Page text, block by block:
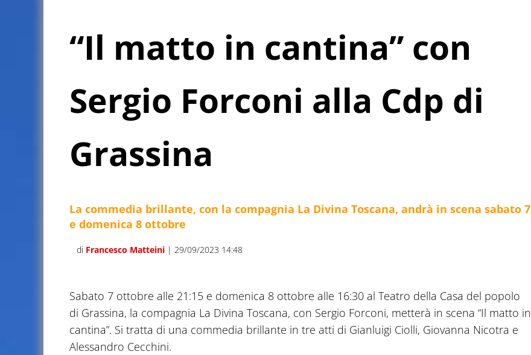
“Il matto in cantina” con
Sergio Forconi alla Cdp di
Grassina
La commedia brillante, con la compagnia La Divina Toscana, andrà in scena sabato 7
e domenica 8 ottobre
di Francesco Matteini | 29/09/2023 14:48
Sabato 7 ottobre alle 21:15 e domenica 8 ottobre alle 16:30 al Teatro della Casa del popolo
di Grassina, la compagnia La Divina Toscana, con Sergio Forconi, metterà in scena “Il matto in
cantina”. Si tratta di una commedia brillante in tre atti di Gianluigi Ciolli, Giovanna Nicotra e
Alessandro Cecchini.